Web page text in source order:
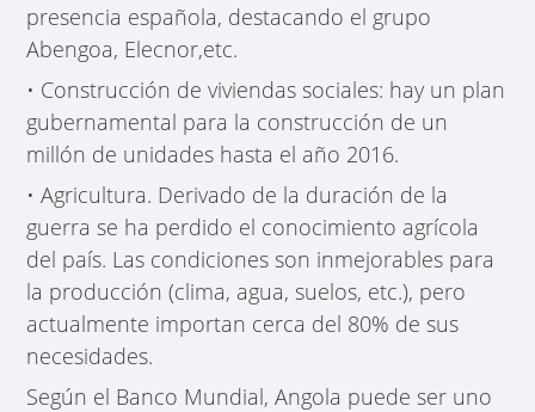
presencia española, destacando el grupo
Abengoa, Elecnor,etc.
• Construcción de viviendas sociales: hay un plan
gubernamental para la construcción de un
millón de unidades hasta el año 2016.
• Agricultura. Derivado de la duración de la
guerra se ha perdido el conocimiento agrícola
del país. Las condiciones son inmejorables para
la producción (clima, agua, suelos, etc.), pero
actualmente importan cerca del 80% de sus
necesidades.
Según el Banco Mundial, Angola puede ser uno